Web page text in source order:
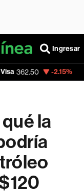
Ingresar
-2.15% MercadoLibre
la